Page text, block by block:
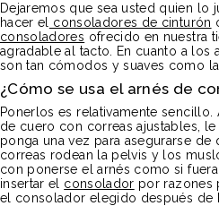
Dejaremos que sea usted quien lo
hacer el
consoladores de cinturón
consoladores ofrecido en nuestra
agradable al tacto. En cuanto a los
son tan cómodos y suaves como la
¿Cómo se usa el arnés de
Ponerlos es relativamente sencillo.
de cuero con correas ajustables,
ponga una vez para asegurarse de
correas rodean la pelvis y los
con ponerse el arnés como si
insertar el consolador por razones
el consolador elegido después de